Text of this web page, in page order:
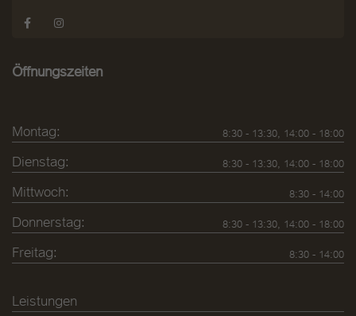
Öffnungszeiten
Montag: 8:30 - 13:30, 14:00 - 18:00
Dienstag: 8:30 - 13:30, 14:00 - 18:00
Mittwoch: 8:30 - 14:00
Donnerstag: 8:30 - 13:30, 14:00 - 18:00
Freitag: 8:30 - 14:00
Leistungen